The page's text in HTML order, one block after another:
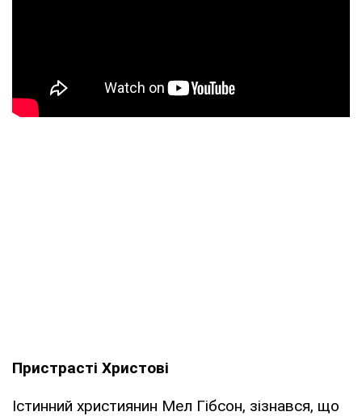
Пристрасті Христові
Істинний християнин Мел Гібсон, зізнався, що